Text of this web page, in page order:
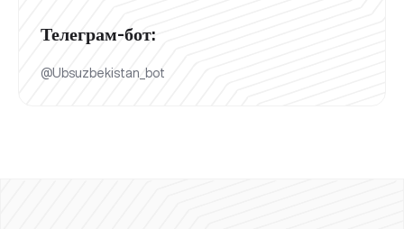
Телеграм-бот:
@Ubsuzbekistan_bot